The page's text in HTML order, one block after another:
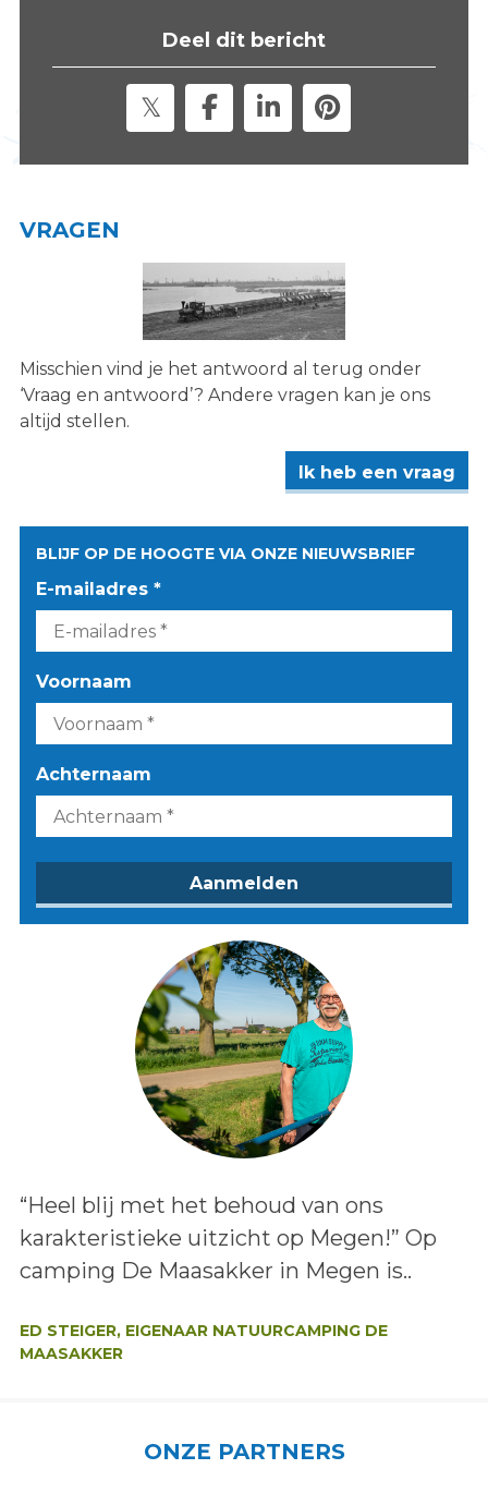
Deel dit bericht
VRAGEN
Misschien vind je het antwoord al terug onder
‘Vraag en antwoord’? Andere vragen kan je ons
altijd stellen.
Ik heb een vraag
BLIJF OP DE HOOGTE VIA ONZE NIEUWSBRIEF
E-mailadres *
Voornaam
Achternaam
Lees het bericht:
“Heel blij met het behoud van ons
karakteristieke uitzicht op Megen!” Op
camping De Maasakker in Megen is..
ED STEIGER, EIGENAAR NATUURCAMPING DE
MAASAKKER
ONZE PARTNERS